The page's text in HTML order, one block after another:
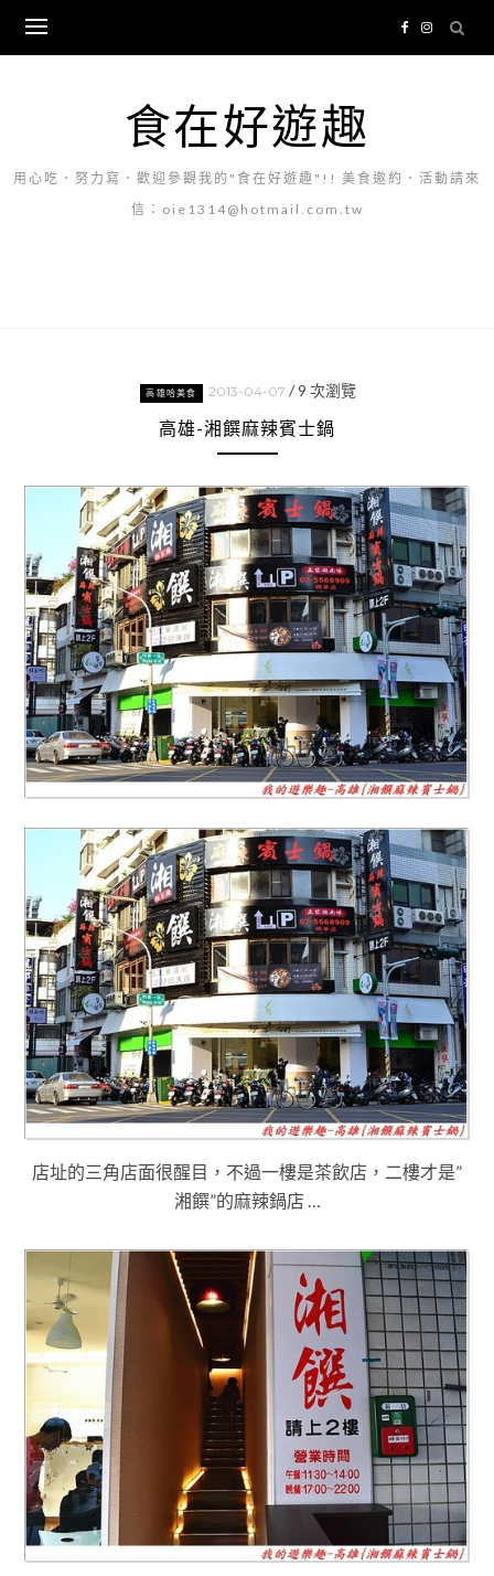
content
食在好遊趣
用心吃．努力寫．歡迎參觀我的"食在好遊趣"!! 美食邀約．活動請來
信：oie1314@hotmail.com.tw
高雄哈美食 2013-04-07 /9 次瀏覽
高雄-湘饌麻辣賓士鍋
店址的三角店面很醒目，不過一樓是茶飲店 ，二樓才是”
湘饌”的麻辣鍋店 …